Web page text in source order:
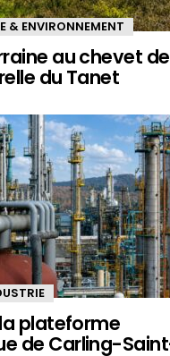
& ENVIRONNEMENT
au chevet
du Tanet
plateforme
de Carling-